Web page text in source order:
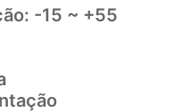
-15 ~ +55